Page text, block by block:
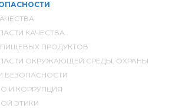
КАЧЕСТВА
ПРОДУКТОВ
ОКРУЖАЮЩЕЙ СРЕДЫ, ОХРАНЫ
БЕЗОПАСНОСТИ
И КОРРУПЦИЯ
ЭТИКИ